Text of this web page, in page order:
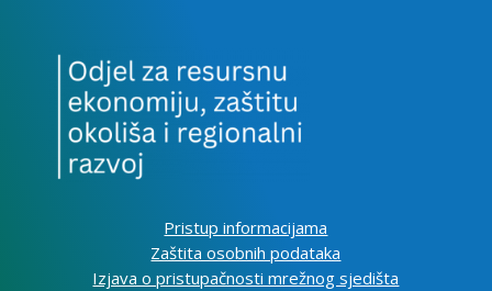
Pristup informacijama
Zaštita osobnih podataka
Izjava o pristupačnosti mrežnog sjedišta